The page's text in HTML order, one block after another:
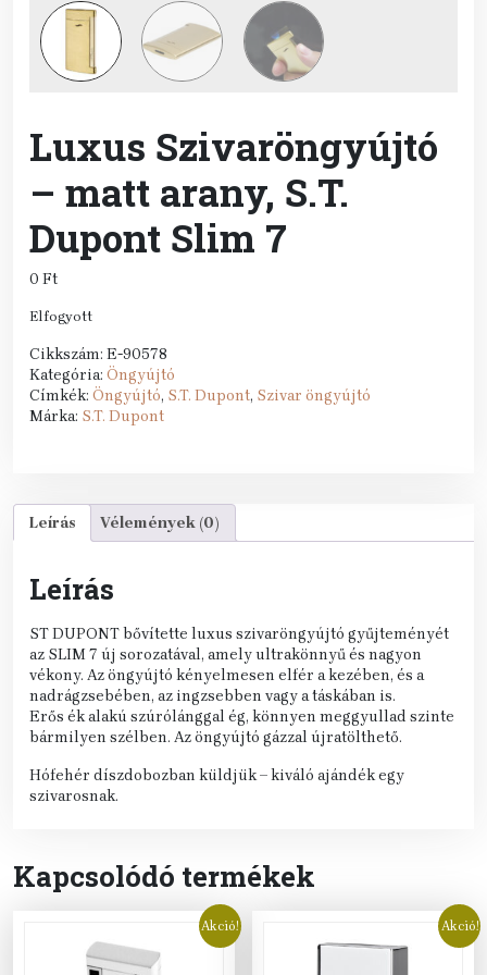
Luxus Szivaröngyújtó
– matt arany, S.T.
Dupont Slim 7
0 Ft
Elfogyott
Cikkszám: E-90578
Kategória: Öngyújtó
Címkék: Öngyújtó, S.T. Dupont, Szivar öngyújtó
Márka: S.T. Dupont
Leírás Vélemények (0)
Leírás
ST DUPONT bővítette luxus szivaröngyújtó gyűjteményét
az SLIM 7 új sorozatával, amely ultrakönnyű és nagyon
vékony. Az öngyújtó kényelmesen elfér a kezében, és a
nadrágzsebében, az ingzsebben vagy a táskában is.
Erős ék alakú szúrólánggal ég, könnyen meggyullad szinte
bármilyen szélben. Az öngyújtó gázzal újratölthető.
Hófehér díszdobozban küldjük – kiváló ajándék egy
szivarosnak.
Kapcsolódó termékek
Akció! Akció!